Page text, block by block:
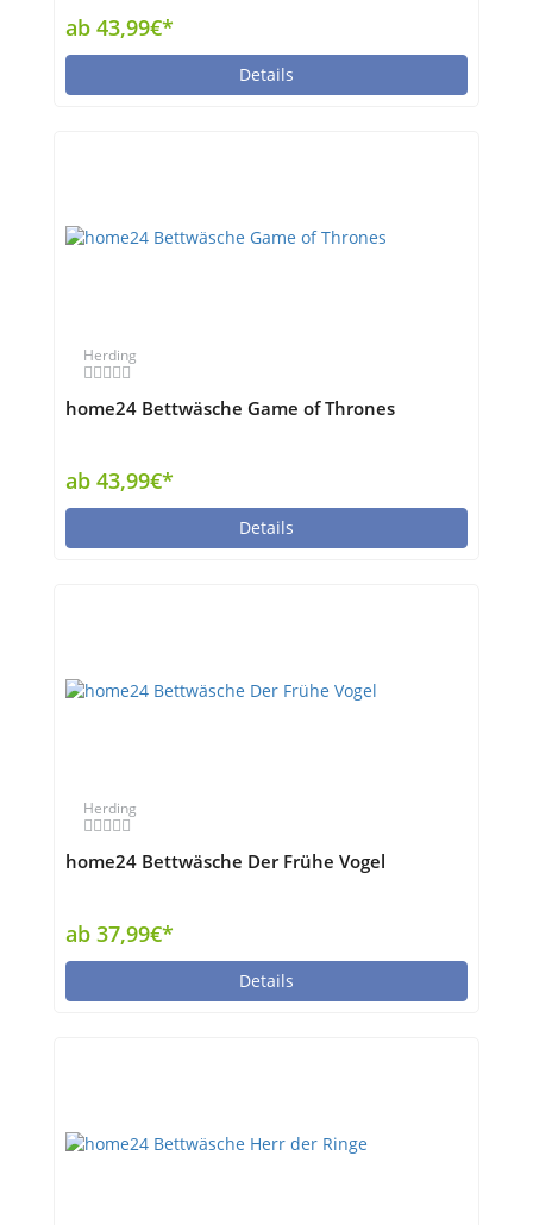
ab 43,99€*
Details
Herding
home24 Bettwäsche Game of Thrones
ab 43,99€*
Details
Herding
home24 Bettwäsche Der Frühe Vogel
ab 37,99€*
Details